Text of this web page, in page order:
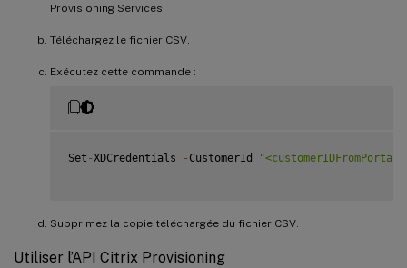
Provisioning Services.
Téléchargez le fichier CSV.
Exécutez cette commande :
Set -XDCredentials - CustomerId
Supprimez la copie téléchargée du fichier CSV.
Utiliser l’API Citrix Provisioning